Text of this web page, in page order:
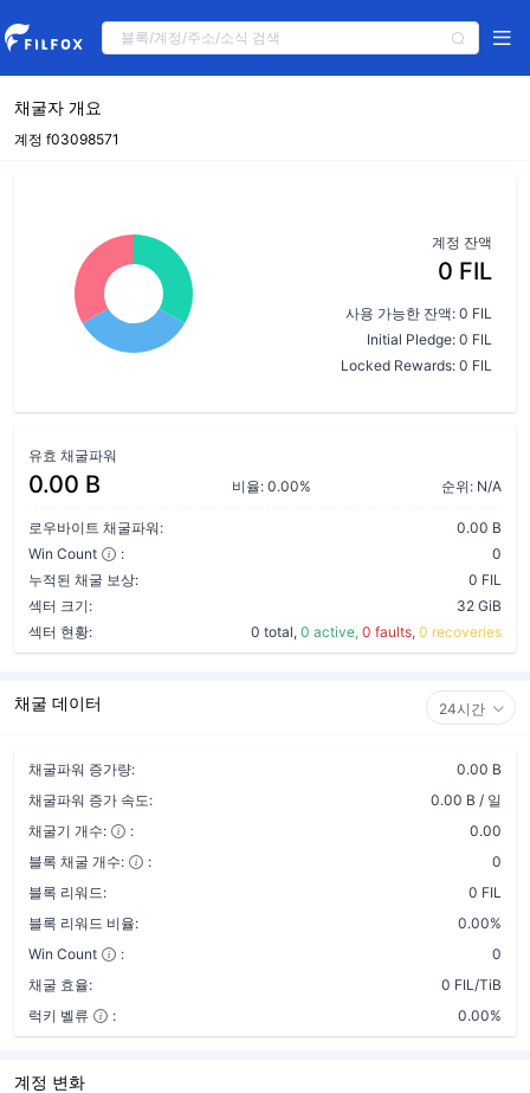
채굴자 개요
계정 f03098571
계정 잔액
0 FIL
사용 가능한 잔액: 0 FIL
Initial Pledge: 0 FIL
Locked Rewards: 0 FIL
유효 채굴파워
0.00 B 비율: 0.00% 순위: N/A
로우바이트 채굴파워:
0.00 B
Win Count
:
0
누적된 채굴 보상:
0 FIL
섹터 크기:
32 GiB
섹터 현황:
0 total, 0 active, 0 faults, 0 recoveries
채굴 데이터 24시간
채굴파워 증가량:
0.00 B
채굴파워 증가 속도:
0.00 B / 일
채굴기 개수:
:
0.00
블록 채굴 개수:
:
0
블록 리워드:
0 FIL
블록 리워드 비율:
0.00%
Win Count
:
0
채굴 효율:
0 FIL/TiB
럭키 벨류
: 0.00%
계정 변화